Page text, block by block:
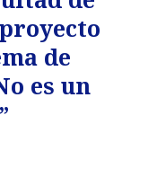
de
es un